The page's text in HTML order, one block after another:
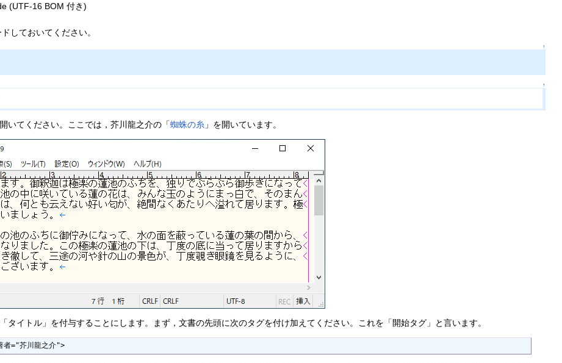
(UTF-16 BOM 付き)
しておいてください。
↑
↑
いてください。ここでは，芥川龍之介の「蜘蛛の糸」を開いています。
イトル」を付与することにします。まず，文書の先頭に次のタグを付け加えてください。これを「開始タグ」と言います。
="芥川龍之介">